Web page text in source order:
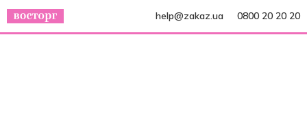
help@zakaz.ua 0800 20 20 20